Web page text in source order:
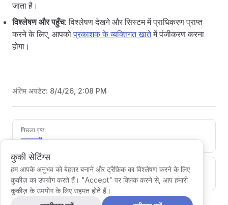
जाता है।
विश्लेषण और पहुँच: विश्लेषण देखने और सिस्टम में प्राधिकरण प्राप्त
करने के लिए, आपकोप्रकाशक के व्यक्तिगत खातेमें पंजीकरण करना
होगा।
अंतिम अपडेट: 8/4/26, 2:08 PM
Pager
पिछला पृष्ठ
शब्दावली
अगला पृष्ठ
चैनलों में एकीकरण
कुकी सेटिंग्स
हम आपके अनुभव को बेहतर बनाने और ट्रैफ़िक का विश्लेषण करने के लिए
कुकीज़ का उपयोग करते हैं। "Accept" पर क्लिक करने से, आप हमारी
कुकीज़ के उपयोग के लिए सहमत होते हैं।